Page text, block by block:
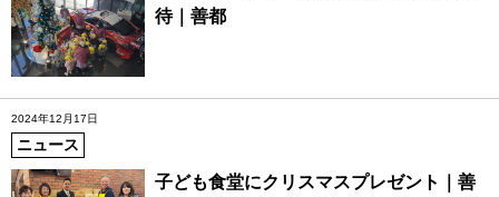
待｜善都
2024年12月17日
ニュース
子ども食堂にクリスマスプレゼント｜善